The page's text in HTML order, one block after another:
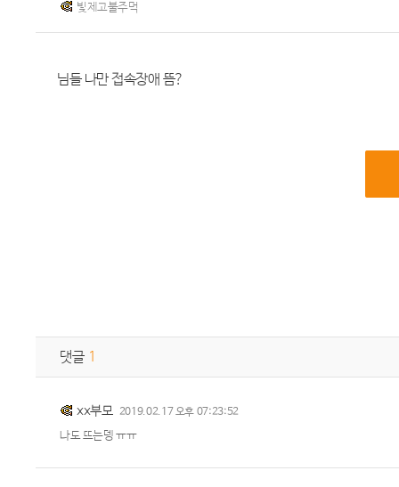
빛제고불주먹
님들 나만 접속장애 뜸?
댓글 1
xx부모 2019.02.17 오후 07:23:52
나도 뜨는뎅 ㅠㅠ